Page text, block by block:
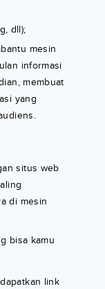
dll);
mesin
informasi
membuat
yang
situs web
di mesin
bisa kamu
link